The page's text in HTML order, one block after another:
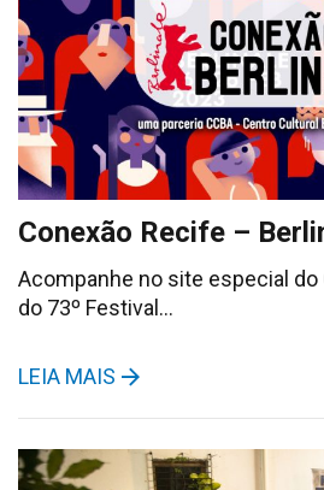
Conexão Recife –
Acompanhe no site especial do
do 73º Festival…
LEIA MAIS